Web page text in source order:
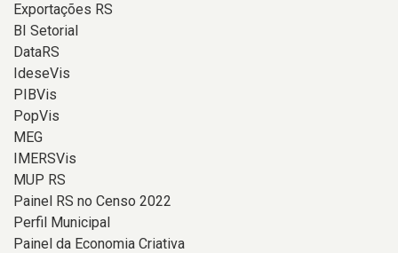
Exportações RS
BI Setorial
DataRS
IdeseVis
PIBVis
PopVis
MEG
IMERSVis
MUP RS
Painel RS no Censo 2022
Perfil Municipal
Painel da Economia Criativa